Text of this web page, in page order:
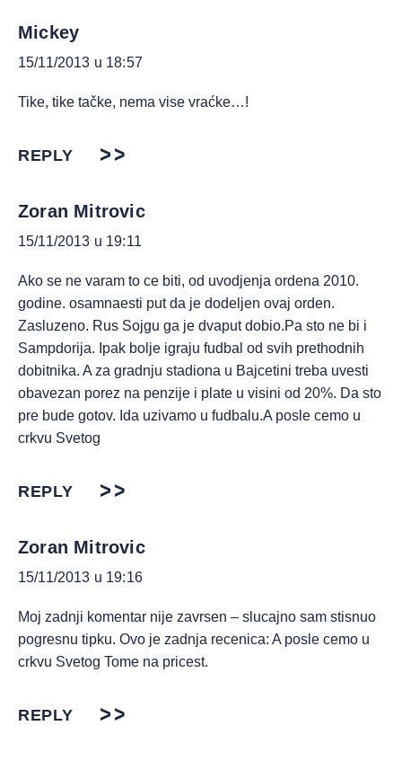
Mickey
15/11/2013 u 18:57
Tike, tike tačke, nema vise vraćke…!
REPLY
Zoran Mitrovic
15/11/2013 u 19:11
Ako se ne varam to ce biti, od uvodjenja ordena 2010.
godine. osamnaesti put da je dodeljen ovaj orden.
Zasluzeno. Rus Sojgu ga je dvaput dobio.Pa sto ne bi i
Sampdorija. Ipak bolje igraju fudbal od svih prethodnih
dobitnika. A za gradnju stadiona u Bajcetini treba uvesti
obavezan porez na penzije i plate u visini od 20%. Da sto
pre bude gotov. Ida uzivamo u fudbalu.A posle cemo u
crkvu Svetog
REPLY
Zoran Mitrovic
15/11/2013 u 19:16
Moj zadnji komentar nije zavrsen – slucajno sam stisnuo
pogresnu tipku. Ovo je zadnja recenica: A posle cemo u
crkvu Svetog Tome na pricest.
REPLY